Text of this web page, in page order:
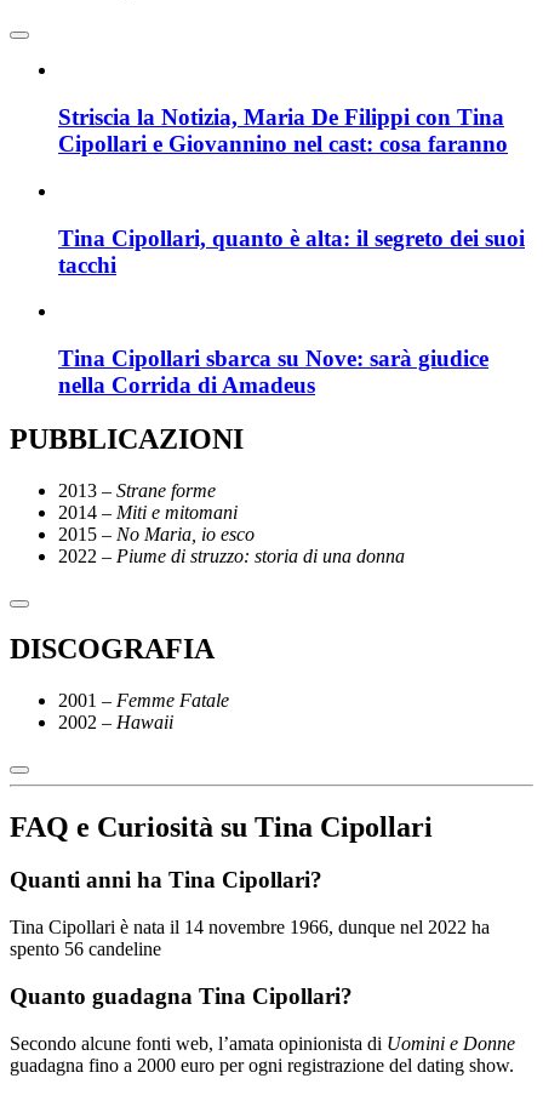
Striscia la Notizia, Maria De Filippi con Tina
Cipollari e Giovannino nel cast: cosa faranno
Tina Cipollari, quanto è alta: il segreto dei suoi
tacchi
Tina Cipollari sbarca su Nove: sarà giudice
nella Corrida di Amadeus
PUBBLICAZIONI
2013 – Strane forme
2014 – Miti e mitomani
2015 – No Maria, io esco
2022 – Piume di struzzo: storia di una donna
DISCOGRAFIA
2001 – Femme Fatale
2002 – Hawaii
FAQ e Curiosità su Tina Cipollari
Quanti anni ha Tina Cipollari?
Tina Cipollari è nata il 14 novembre 1966, dunque nel 2022 ha
spento 56 candeline
Quanto guadagna Tina Cipollari?
Secondo alcune fonti web, l’amata opinionista di Uomini e Donne
guadagna fino a 2000 euro per ogni registrazione del dating show.